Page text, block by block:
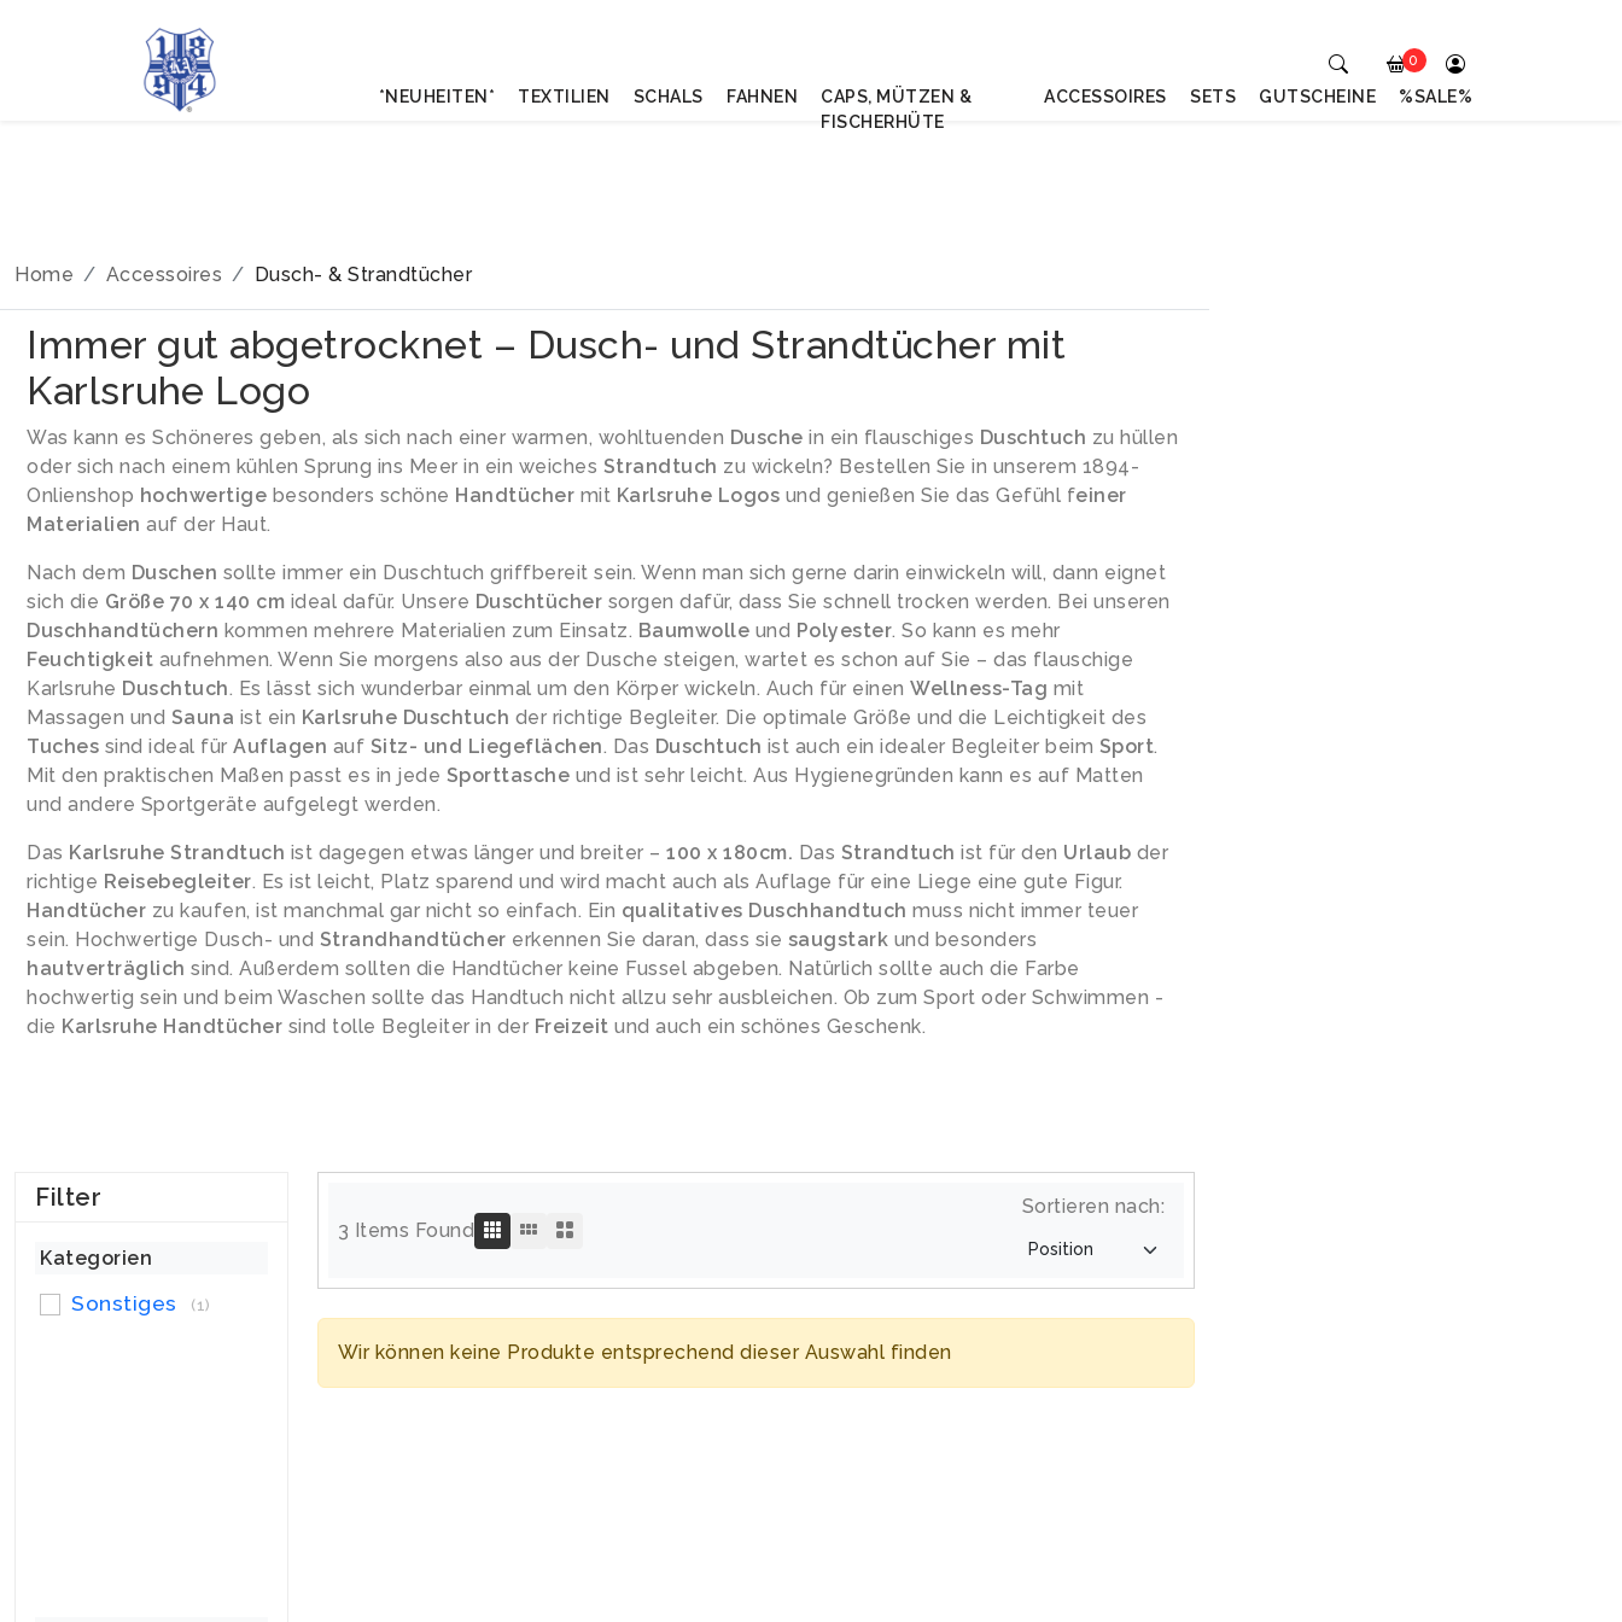
Home Accessoires Dusch- & Strandtücher
Immer gut abgetrocknet – Dusch- und Strandtücher mit
Karlsruhe Logo
Was kann es Schöneres geben, als sich nach einer warmen, wohltuenden Dusche in ein flauschiges Duschtuch zu hüllen
oder sich nach einem kühlen Sprung ins Meer in ein weiches Strandtuch zu wickeln? Bestellen Sie in unserem 1894-
Onlienshop hochwertige besonders schöne Handtücher mit Karlsruhe Logos und genießen Sie das Gefühl feiner
Materialien auf der Haut.
Nach dem Duschen sollte immer ein Duschtuch griffbereit sein. Wenn man sich gerne darin einwickeln will, dann eignet
sich die Größe 70 x 140 cm ideal dafür. Unsere Duschtücher sorgen dafür, dass Sie schnell trocken werden. Bei unseren
Duschhandtüchern kommen mehrere Materialien zum Einsatz. Baumwolle und Polyester. So kann es mehr
Feuchtigkeit aufnehmen. Wenn Sie morgens also aus der Dusche steigen, wartet es schon auf Sie – das flauschige
Karlsruhe Duschtuch. Es lässt sich wunderbar einmal um den Körper wickeln. Auch für einen Wellness-Tag mit
Massagen und Sauna ist ein Karlsruhe Duschtuch der richtige Begleiter. Die optimale Größe und die Leichtigkeit des
Tuches sind ideal für Auflagen auf Sitz- und Liegeflächen. Das Duschtuch ist auch ein idealer Begleiter beim Sport.
Mit den praktischen Maßen passt es in jede Sporttasche und ist sehr leicht. Aus Hygienegründen kann es auf Matten
und andere Sportgeräte aufgelegt werden.
Das Karlsruhe Strandtuch ist dagegen etwas länger und breiter – 100 x 180cm. Das Strandtuch ist für den Urlaub der
richtige Reisebegleiter. Es ist leicht, Platz sparend und wird macht auch als Auflage für eine Liege eine gute Figur.
Handtücher zu kaufen, ist manchmal gar nicht so einfach. Ein qualitatives Duschhandtuch muss nicht immer teuer
sein. Hochwertige Dusch- und Strandhandtücher erkennen Sie daran, dass sie saugstark und besonders
hautverträglich sind. Außerdem sollten die Handtücher keine Fussel abgeben. Natürlich sollte auch die Farbe
hochwertig sein und beim Waschen sollte das Handtuch nicht allzu sehr ausbleichen. Ob zum Sport oder Schwimmen -
die Karlsruhe Handtücher sind tolle Begleiter in der Freizeit und auch ein schönes Geschenk.
Filter
Kategorien
Sonstiges (1)
3 Items Found
Sortieren nach:
Wir können keine Produkte entsprechend dieser Auswahl finden
0
*NEUHEITEN* TEXTILIEN SCHALS FAHNEN
CAPS, MÜTZEN &
FISCHERHÜTE
ACCESSOIRES SETS GUTSCHEINE %SALE%